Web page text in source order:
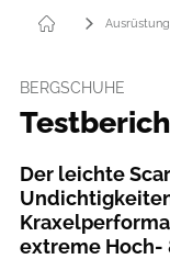
Ausrüstung
BERGSCHUHE
Der leichte
extreme Hoch-